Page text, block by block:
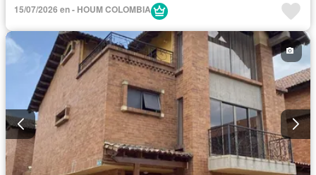
15/07/2026 en - HOUM COLOMBIA